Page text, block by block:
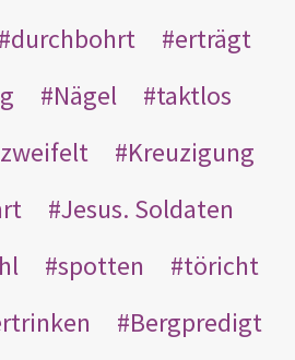
durchbohrt
erträgt
Nägel
taktlos
zweifelt
Kreuzigung
Jesus. Soldaten
spotten
töricht
Bergpredigt